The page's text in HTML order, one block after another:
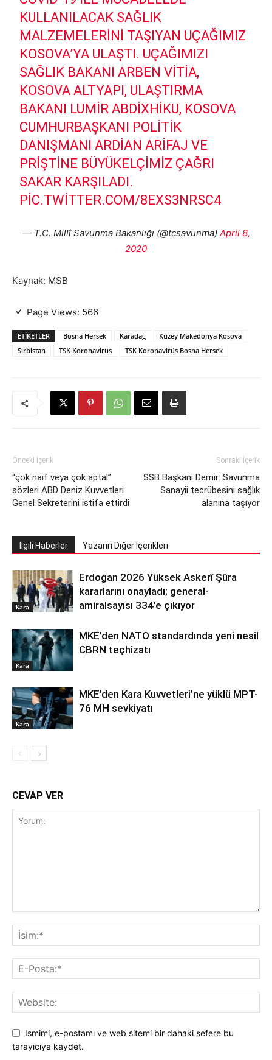
KULLANILACAK SAĞLIK
MALZEMELERINI TAŞIYAN UÇAĞIMIZ
KOSOVA’YA ULAŞTI. UÇAĞIMIZI
SAĞLIK BAKANI ARBEN VITIA,
KOSOVA ALTYAPI, ULAŞTIRMA
BAKANI LUMIR ABDIXHIKU, KOSOVA
CUMHURBAŞKANI POLITIK
DANIŞMANI ARDIAN ARIFAJ VE
PRIŞTINE BÜYÜKELÇIMIZ ÇAĞRI
SAKAR KARŞILADI.
PIC.TWITTER.COM/8EXS3NRSC4
— T.C. Millî Savunma Bakanlığı (@tcsavunma) April 8,
2020
Kaynak: MSB
Page Views: 566
ETIKETLER Bosna Hersek Karadağ
Kuzey Makedonya Kosova
Sırbistan
TSK Koronavirüs TSK Koronavirüs Bosna Hersek
Önceki İçerik
“çok naif veya çok aptal”
sözleri ABD Deniz Kuvvetleri
Genel Sekreterini istifa ettirdi
Sonraki İçerik
SSB Başkanı Demir: Savunma
Sanayii tecrübesini sağlık
alanına taşıyor
İlgili Haberler Yazarın Diğer İçerikleri
Kara
Erdoğan 2026 Yüksek Askerî Şûra
kararlarını onayladı; general-
amiralsayısı 334’e çıkıyor
Kara
MKE’den NATO standardında yeni nesil
CBRN teçhizatı
Kara
MKE’den Kara Kuvvetleri’ne yüklü MPT-
76 MH sevkiyatı
CEVAP VER
Ismimi, e-postamı ve web sitemi bir dahaki sefere bu
tarayıcıya kaydet.